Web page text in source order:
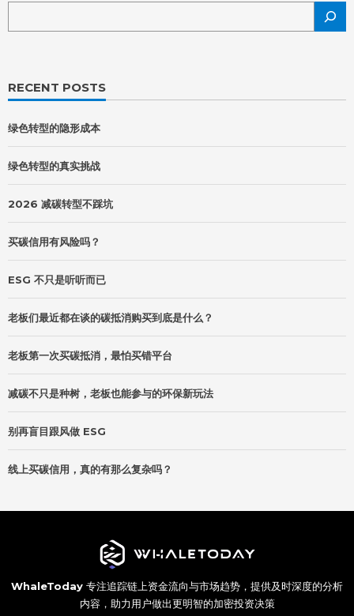
RECENT POSTS
绿色转型的隐形成本
绿色转型的真实挑战
2026 减碳转型不踩坑
买碳信用有风险吗？
ESG 不只是听听而已
老板们最近都在谈的碳抵消购买到底是什么？
老板第一次买碳抵消，最怕买错平台
减碳不只是种树，老板也能参与的环保新玩法
别再盲目跟风做 ESG
线上买碳信用，真的有那么复杂吗？
WhaleToday 专注追踪链上资金流向与市场趋势，提供及时深度的分析
内容，助力用户做出更明智的加密投资决策